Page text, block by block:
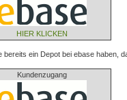
HIER KLICKEN
bereits ein Depot bei ebase haben,
Kundenzugang